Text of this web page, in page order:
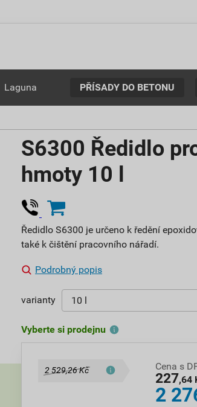
Laguna PŘÍSADY DO BETONU
S6300 Ředidlo
hmoty 10 l
Ředidlo S6300 je určeno k ředění
také k čištění pracovního nářadí.
Podrobný popis
varianty
Vyberte si prodejnu
2 529,26 Kč Cena s
227,64
2